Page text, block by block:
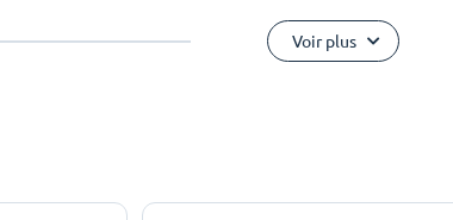
Voir plus